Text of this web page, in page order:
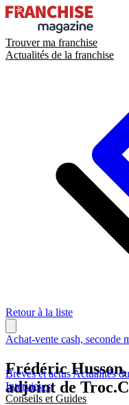
Trouver ma franchise
Actualités de la franchise
Brèves et actusActualités
Interviews
Conseils et Guides
Retour à la liste
Achat-vente cash, seconde
Frédéric
adjoint de